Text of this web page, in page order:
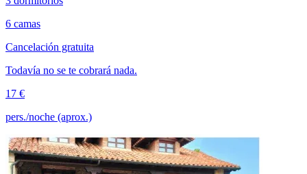
6 camas
Cancelación gratuita
Todavía no se te cobrará nada.
17 €
pers./noche (aprox.)